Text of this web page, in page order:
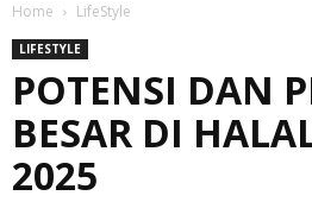
Home LifeStyle
LIFESTYLE
POTENSI DAN
BESAR DI
2025